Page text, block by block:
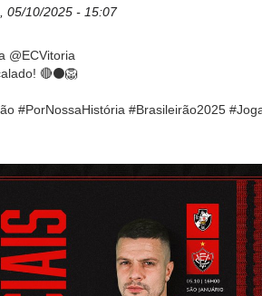
05/10/2025 - 15:07
@ECVitoria
🔴⚫️🦁
#PorNossaHistória #Brasileirão2025